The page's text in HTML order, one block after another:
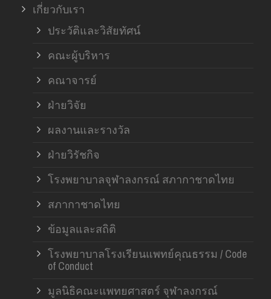
เกี่ยวกับเรา
ประวัติและวิสัยทัศน์
คณะผู้บริหาร
คณาจารย์
ฝ่ายวิจัย
ผลงานและรางวัล
ฝ่ายวิรัชกิจ
โรงพยาบาลจุฬาลงกรณ์ สภากาชาดไทย
สภากาชาดไทย
ข้อมูลและสถิติ
โรงพยาบาลโรงเรียนแพทย์คุณธรรม / Code
of Conduct
มูลนิธิคณะแพทยศาสตร์ จุฬาลงกรณ์